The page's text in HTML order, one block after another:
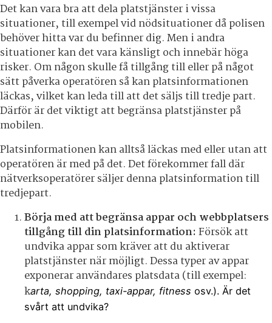
Det kan vara bra att dela platstjänster i vissa
situationer, till exempel vid nödsituationer då polisen
behöver hitta var du befinner dig. Men i andra
situationer kan det vara känsligt och innebär höga
risker. Om någon skulle få tillgång till eller på något
sätt påverka operatören så kan platsinformationen
läckas, vilket kan leda till att det säljs till tredje part.
Därför är det viktigt att begränsa platstjänster på
mobilen.
Platsinformationen kan alltså läckas med eller utan att
operatören är med på det. Det förekommer fall där
nätverksoperatörer säljer denna platsinformation till
tredjepart.
Börja med att begränsa appar och webbplatsers
tillgång till din platsinformation: Försök att
undvika appar som kräver att du aktiverar
platstjänster när möjligt. Dessa typer av appar
exponerar användares platsdata (till exempel:
karta, shopping, taxi-appar, fitness osv.). Är det
svårt att undvika?